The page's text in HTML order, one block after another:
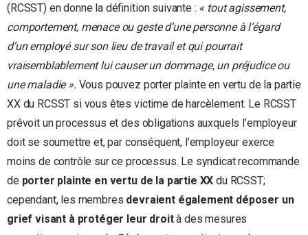
(RCSST) en donne la définition suivante : « tout agissement,
comportement, menace ou geste d’une personne à l’égard
d’un employé sur son lieu de travail et qui pourrait
vraisemblablement lui causer un dommage, un préjudice ou
une maladie ». Vous pouvez porter plainte en vertu de la partie
XX du RCSST si vous êtes victime de harcèlement. Le RCSST
prévoit un processus et des obligations auxquels l’employeur
doit se soumettre et, par conséquent, l’employeur exerce
moins de contrôle sur ce processus. Le syndicat recommande
de porter plainte en vertu de la partie XX du RCSST;
cependant, les membres devraient également déposer un
grief visant à protéger leur droità des mesures